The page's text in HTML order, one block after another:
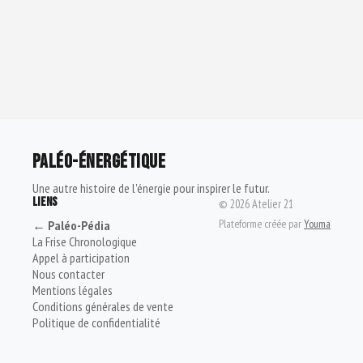
PALÉO-ÉNERGÉTIQUE
Une autre histoire de l'énergie pour inspirer le futur.
LIENS
← Paléo-Pédia
La Frise Chronologique
Appel à participation
Nous contacter
Mentions légales
Conditions générales de vente
Politique de confidentialité
© 2026Atelier 21
Plateforme créée parYouma